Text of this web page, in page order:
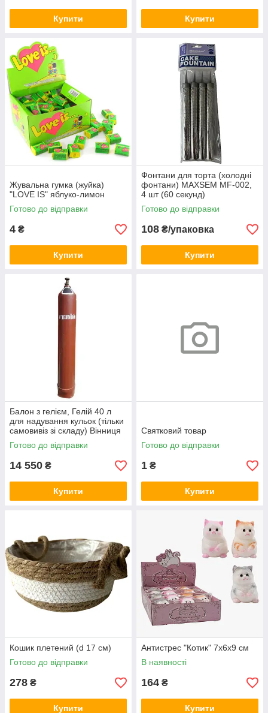
Купити Купити
Жувальна гумка (жуйка)
"LOVE IS" яблуко-лимон
Готово до відправки
4 ₴
Купити
Фонтани для торта (холодні
фонтани) MAXSEM MF-002,
4 шт (60 секунд)
Готово до відправки
108 ₴/упаковка
Купити
Балон з гелієм, Гелій 40 л
для надування кульок (тільки
самовивіз зі складу) Вінниця
Готово до відправки
14 550 ₴
Купити
Святковий товар
Готово до відправки
1 ₴
Купити
Кошик плетений (d 17 см)
Готово до відправки
278 ₴
Купити
Антистрес "Котик" 7х6х9 см
В наявності
164 ₴
Купити